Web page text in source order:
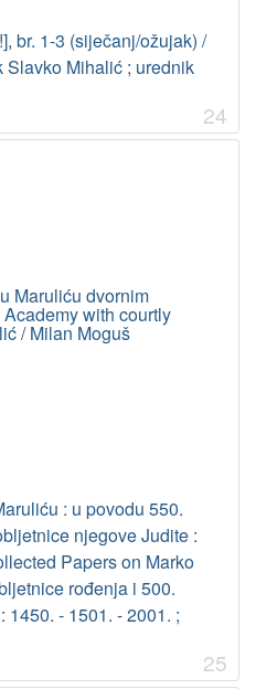
br. 1-3 (siječanj/ožujak) /
Mihalić ; urednik
24
Maruliću dvornim
with courtly
/ Milan Moguš
: u povodu 550.
njegove Judite :
Papers on Marko
rođenja i 500.
- 1501. - 2001. ;
25